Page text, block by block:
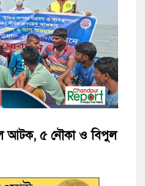
ও উপস্থিতি নিশ্চিতকরণে
প্রস্তুত: ২ হোটেলকে ৪৫ হাজার
অভিযোগে কেয়ারটেকার আটক
স্কুল অ্যান্ড কলেজে ‘জুলাই
আটক, ৫ নৌকা ও বিপুল